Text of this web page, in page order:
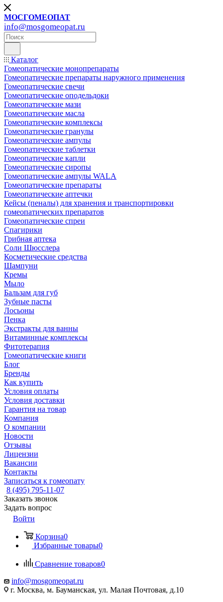
МОСГОМЕОПАТ
info@mosgomeopat.ru
Каталог
Гомеопатические монопрепараты
Гомеопатические препараты наружного применения
Гомеопатические свечи
Гомеопатические оподельдоки
Гомеопатические мази
Гомеопатические масла
Гомеопатические комплексы
Гомеопатические гранулы
Гомеопатические ампулы
Гомеопатические таблетки
Гомеопатические капли
Гомеопатические сиропы
Гомеопатические ампулы WALA
Гомеопатические препараты
Гомеопатические аптечки
Кейсы (пеналы) для хранения и транспортировки
гомеопатических препаратов
Гомеопатические спреи
Спагирики
Грибная аптека
Соли Шюсслера
Косметические средства
Шампуни
Кремы
Мыло
Бальзам для губ
Зубные пасты
Лосьоны
Пенка
Экстракты для ванны
Витаминные комплексы
Фитотерапия
Гомеопатические книги
Блог
Бренды
Как купить
Условия оплаты
Условия доставки
Гарантия на товар
Компания
О компании
Новости
Отзывы
Лицензии
Вакансии
Контакты
Записаться к гомеопату
8 (495) 795-11-07
Заказать звонок
Задать вопрос
Войти
Корзина0
Избранные товары0
Сравнение товаров0
info@mosgomeopat.ru
г. Москва, м. Бауманская, ул. Малая Почтовая, д.10